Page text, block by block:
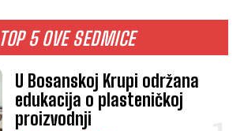
TOP 5 OVE SEDMICE
U Bosanskoj Krupi održana
edukacija o plasteničkoj
proizvodnji